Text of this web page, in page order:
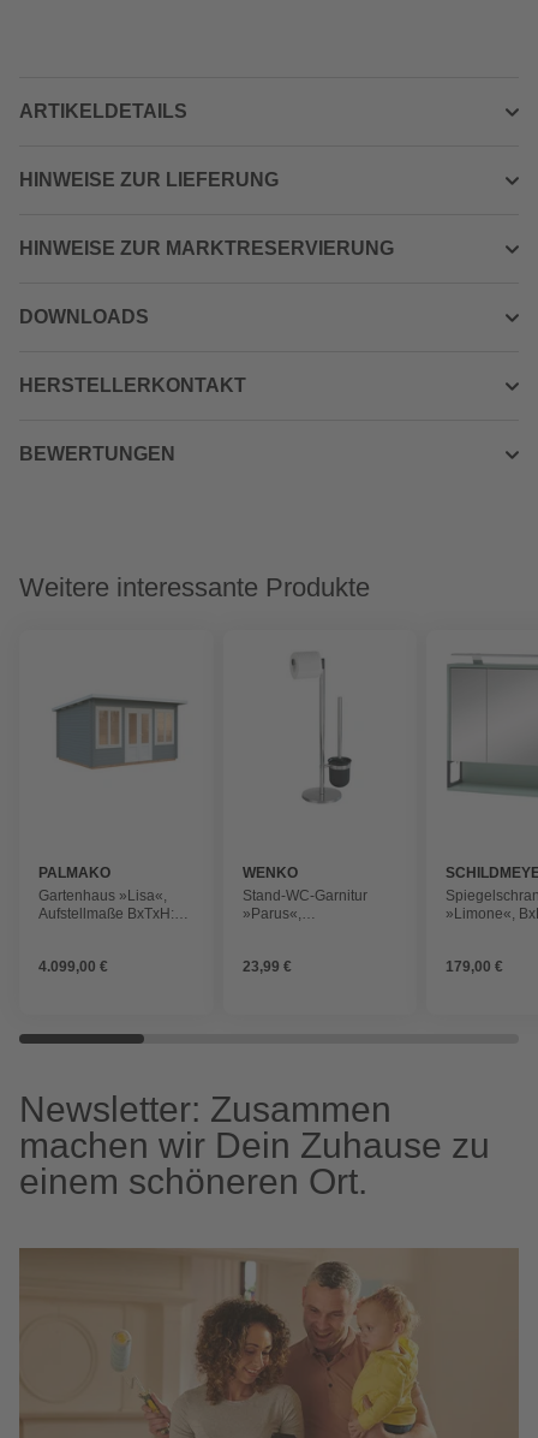
ARTIKELDETAILS
HINWEISE ZUR LIEFERUNG
HINWEISE ZUR MARKTRESERVIERUNG
DOWNLOADS
HERSTELLERKONTAKT
BEWERTUNGEN
Weitere interessante Produkte
PALMAKO
Gartenhaus »Lisa«,
Aufstellmaße BxTxH:
4.099,00 €
WENKO
Stand-WC-Garnitur
»Parus«,
23,99 €
»Limone«,
179,00 €
Newsletter: Zusammen
machen wir Dein Zuhause zu
einem schöneren Ort.